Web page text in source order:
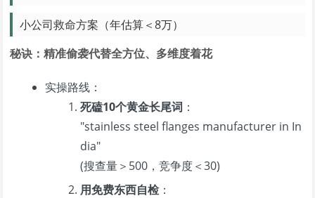
小公司救命方案（年估算＜8万）
秘诀：精准偷袭代替全方位、多维度着花
实操路线：
死磕10个黄金长尾词 ：
"stainless steel flanges manufacturer in In
dia"
(搜查量＞500，竞争度＜30)
用免费东西自检：